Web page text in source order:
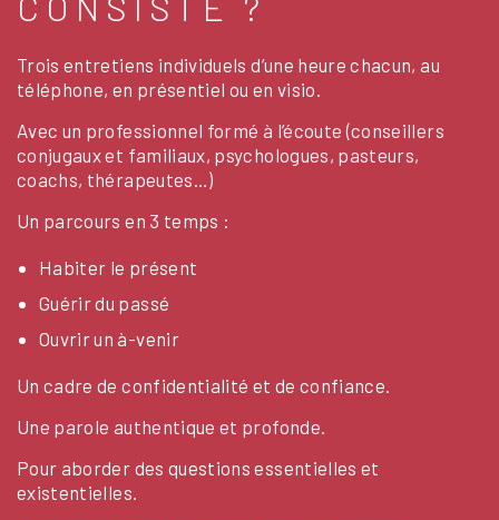
Trois entretiens individuels d’une heure chacun, au
téléphone, en présentiel ou en visio.
Avec un professionnel formé à l’écoute (conseillers
conjugaux et familiaux, psychologues, pasteurs,
coachs, thérapeutes…)
Un parcours en 3 temps :
Habiter le présent
Guérir du passé
Ouvrir un à-venir
Un cadre de confidentialité et de confiance.
Une parole authentique et profonde.
Pour aborder des questions essentielles et
existentielles.